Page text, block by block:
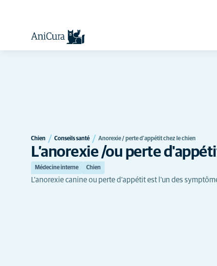
Chien Conseils santé Anorexie / perte d’appétit chez le chien
L’anorexie /ou perte
Médecine interne Chien
L'anorexie canine ou perte d'appétit est l'un des